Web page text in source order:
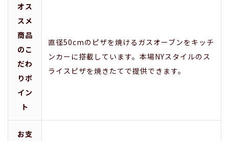
オス
スメ
商品
のこ
だわ
りポ
イン
ト
直径50cmのピザを焼けるガスオーブンをキッチ
ンカーに搭載しています。本場NYスタイルのス
ライスピザを焼きたてで提供できます。
お支